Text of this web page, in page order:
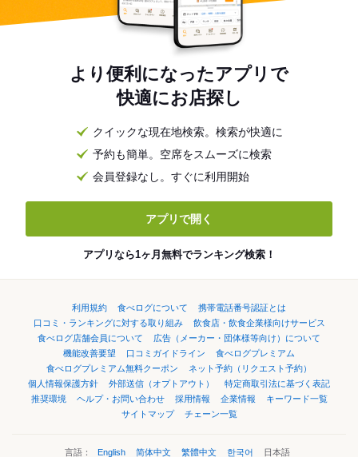
より便利になったアプリで
快適にお店探し
クイックな現在地検索。検索が快適に
予約も簡単。空席をスムーズに検索
会員登録なし。すぐに利用開始
アプリで開く
アプリなら1ヶ月無料でランキング検索！
利用規約 食べログについて
携帯電話番号認証とは
口コミ・ランキングに対する取り組み
飲食店・飲食企業様向けサービス
食べログ店舗会員について
広告（メーカー・団体様等向け）について
機能改善要望
口コミガイドライン
食べログプレミアム
食べログプレミアム無料クーポン
ネット予約（リクエスト予約）
個人情報保護方針
外部送信（オプトアウト）
特定商取引法に基づく表記
推奨環境
ヘルプ・お問い合わせ 採用情報 企業情報
キーワード一覧
サイトマップ
チェーン一覧
言語： English 简体中文 繁體中文 한국어 日本語